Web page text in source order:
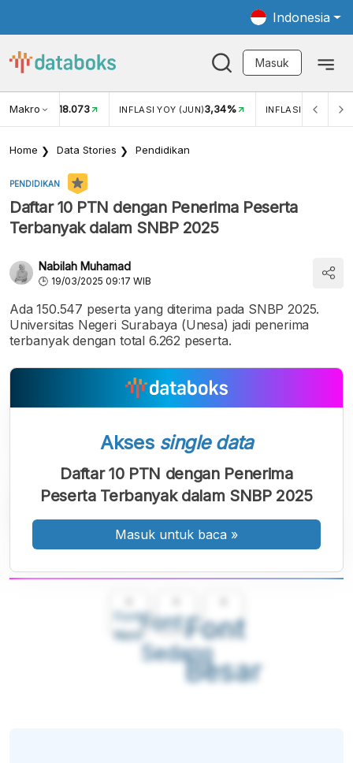
Indonesia
Masuk
Makro
USD/IDR 18.073 INFLASI YOY (JUN)3,34% INFLASI MOM
Home Data Stories Pendidikan
PENDIDIKAN
Daftar 10 PTN dengan Penerima Peserta
Terbanyak dalam SNBP 2025
Nabilah Muhamad
19/03/2025 09:17 WIB
Ada 150.547 peserta yang diterima pada SNBP 2025.
Universitas Negeri Surabaya (Unesa) jadi penerima
terbanyak dengan total 6.262 peserta.
Font
Kecil
Font
Sedang
Font
Besar
Akses single data
Daftar 10 PTN dengan Penerima
Peserta Terbanyak dalam SNBP 2025
Masuk untuk baca »